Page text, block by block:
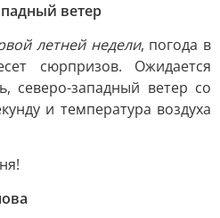
ветер
летней недели, погода в
сюрпризов. Ожидается
северо-западный ветер со
и температура воздуха